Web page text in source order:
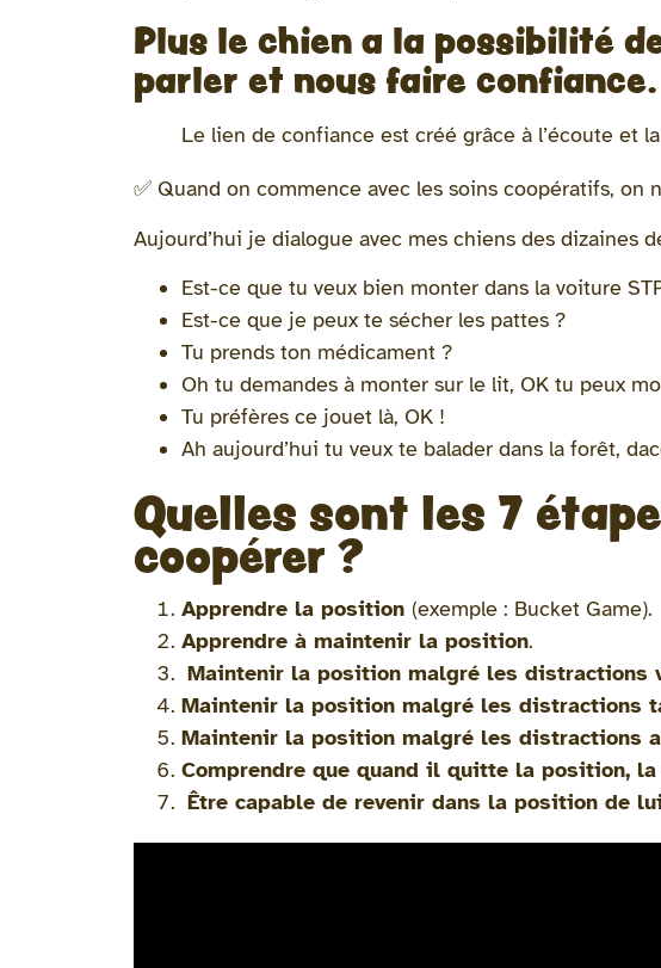
Plus le chien a la possibilité
parler et nous faire confiance.
Le lien de confiance est créé grâce à l’écoute et
✅ Quand on commence avec les soins coopératifs, on
Aujourd’hui je dialogue avec mes chiens des dizaines
Est-ce que tu veux bien monter dans la voiture
Est-ce que je peux te sécher les pattes ?
Tu prends ton médicament ?
Oh tu demandes à monter sur le lit, OK tu peux
Tu préfères ce jouet là, OK !
Ah aujourd’hui tu veux te balader dans la forêt,
Quelles sont les 7
coopérer ?
Apprendre la position (exemple : Bucket Game).
Apprendre à maintenir la position.
Maintenir la position malgré les distractions
Maintenir la position malgré les distractions
Maintenir la position malgré les distractions
Comprendre que quand il quitte la position,
Être capable de revenir dans la position de